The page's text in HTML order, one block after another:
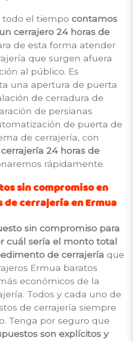
todo el tiempo contamos
cerrajero 24 horas de
de esta forma atender
que surgen afuera
al público. Es
una apertura de puerta
de cerradura de
de persianas
de puerta de
de cerrajería, con
cerrajería 24 horas de
rápidamente.
sin compromiso en
cerrajería en Ermua
sin compromiso para
cuál sería el monto total
de cerrajería que
Ermua baratos
económicos de la
Todos y cada uno de
de cerrajería siempre
Tenga por seguro que
son explícitos y